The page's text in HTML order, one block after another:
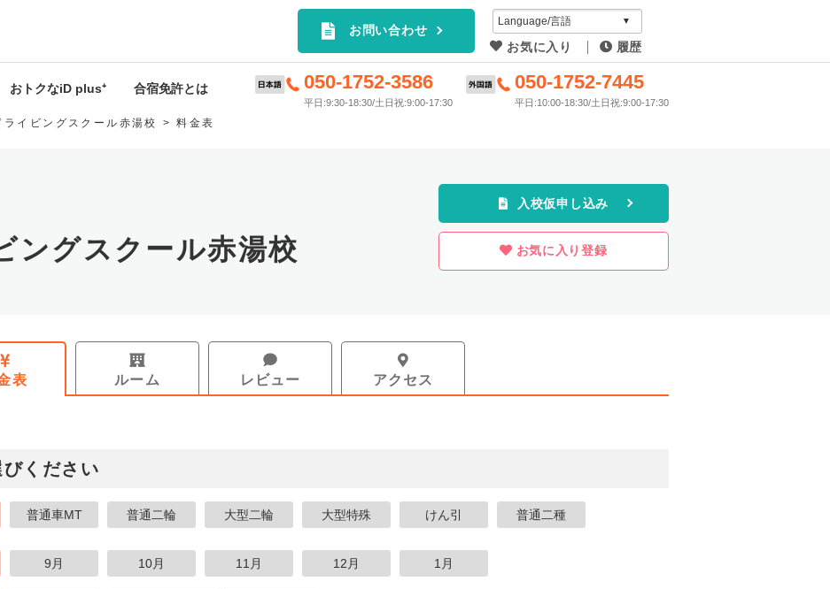
厳選の合宿免許プランを簡単検索｜アイディ
お問い合わせ
お気に入り
プラン
履歴
おトクなiD plus⁺
iD plus⁺特典
免許応援キャンペーン
合宿免許とは
合宿免許とは
持ち物
お支払いについて
050-1752-3586
平日:9:30-18:30/土日祝:9:00-17:30
050-1752-7445
平日:10:00-18:30/土日祝:9:00-17:30
ライビングスクール赤湯校 料金表
ングスクール赤湯校
入校仮申し込み
お気に入り登録
表 ルーム レビュー アクセス
ください
普通車MT 普通二輪 大型二輪 大型特殊 けん引 普通二種
9月 10月 11月 12月 1月